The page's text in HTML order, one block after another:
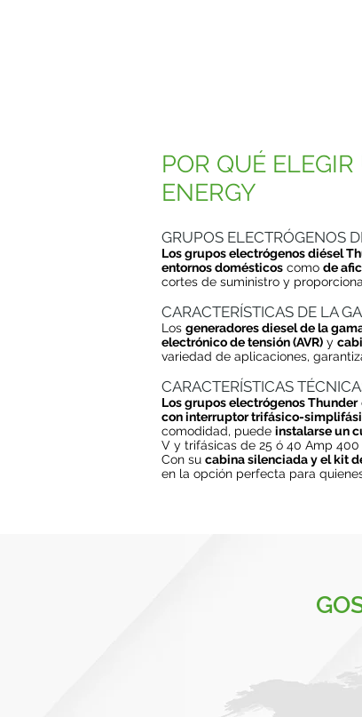
POR QUÉ
ENERGY
GRUPOS ELECTRÓGENOS
Los grupos electrógenos diésel
entornos domésticos como de
cortes de suministro y
CARACTERÍSTICAS DE LA
Los generadores diesel de la
electrónico de tensión (AVR) y
variedad de aplicaciones,
CARACTERÍSTICAS
Los grupos electrógenos Thunder
con interruptor trifásico-
comodidad, puede instalarse un
V y trifásicas de 25 ó 40 Amp 400
Con su cabina silenciada y el kit
en la opción perfecta para